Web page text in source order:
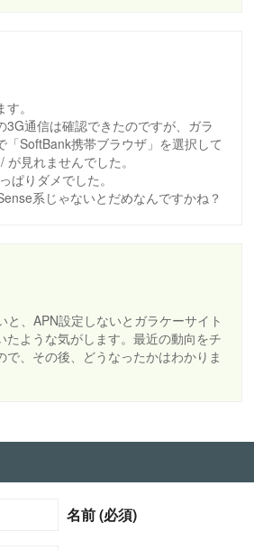
。
3G通信は確認できたのですが、ガラ
「SoftBank携帯ブラウザ」を選択して
見れませんでした。
ぱりダメでした。
系じゃないとだめなんですかね？
と、APN設定しないとガラケーサイト
たような気がします。最近の動向をチ
で、その後、どうなったかはわかりま
名前 (必須)